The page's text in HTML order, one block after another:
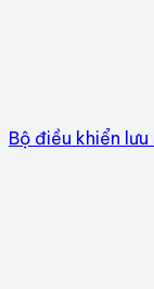
Bộ điều khiển